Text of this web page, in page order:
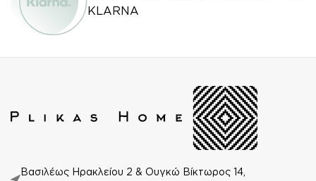
KLARNA
Βασιλέως Ηρακλείου 2 & Ουγκώ Βίκτωρος 14,